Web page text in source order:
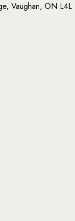
Vaughan, ON L4L